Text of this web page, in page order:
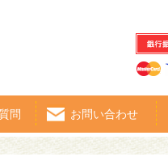
問 お問い合わせ